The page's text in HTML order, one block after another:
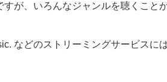
すが、いろんなジャンルを聴くこと
などのストリーミングサービスに